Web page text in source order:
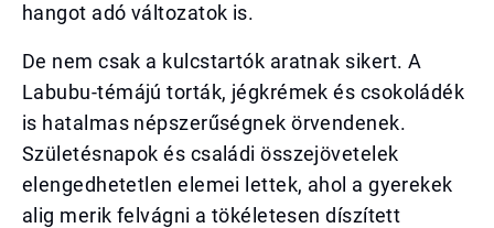
hangot adó változatok is.
De nem csak a kulcstartók aratnak sikert. A
Labubu-témájú torták, jégkrémek és csokoládék
is hatalmas népszerűségnek örvendenek.
Születésnapok és családi összejövetelek
elengedhetetlen elemei lettek, ahol a gyerekek
alig merik felvágni a tökéletesen díszített